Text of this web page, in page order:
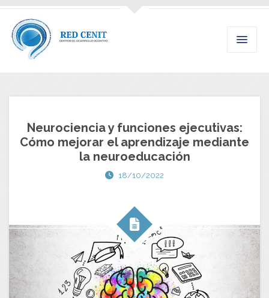
Neurociencia y funciones ejecutivas:
Cómo mejorar el aprendizaje mediante
la neuroeducación
18/10/2022